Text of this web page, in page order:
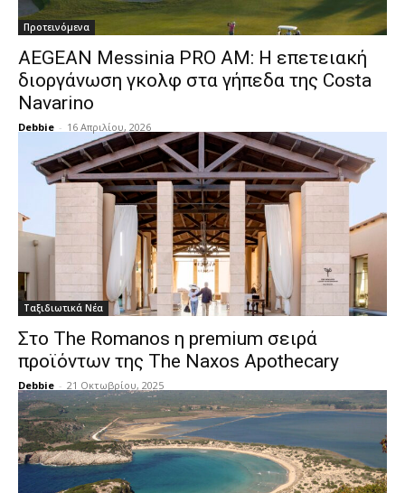
Προτεινόμενα
AEGEAN Messinia PRO AM: Η επετειακή
διοργάνωση γκολφ στα γήπεδα της Costa
Navarino
Debbie - 16 Απριλίου, 2026
Ταξιδιωτικά Νέα
Στο The Romanos η premium σειρά
προϊόντων της The Naxos Apothecary
Debbie - 21 Οκτωβρίου, 2025